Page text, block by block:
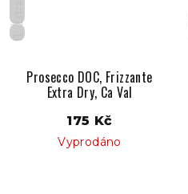
IT
Prosecco DOC, Frizzante
Extra Dry, Ca Val
175 Kč
Vyprodáno